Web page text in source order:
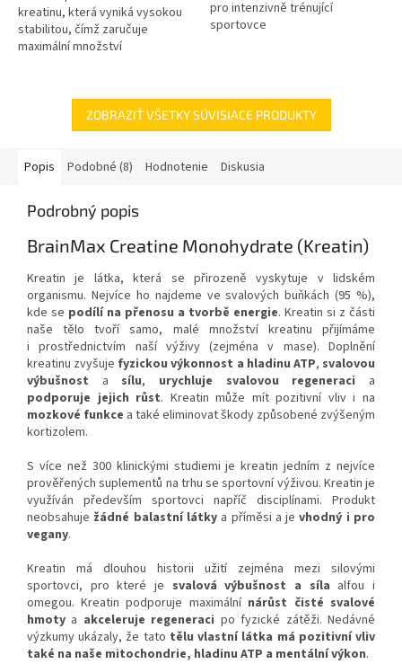
kreatinu, která vyniká vysokou
stabilitou, čímž zaručuje
maximální množství
pro intenzivně trénující
sportovce
ZOBRAZIŤ VŠETKY SÚVISIACE PRODUKTY
Popis Podobné (8) Hodnotenie Diskusia
Podrobný popis
BrainMax Creatine Monohydrate (Kreatin)
Kreatin je látka, která se přirozeně vyskytuje v lidském
organismu. Nejvíce ho najdeme ve svalových buňkách (95 %),
kde se podílí na přenosu a tvorbě energie. Kreatin si z části
naše tělo tvoří samo, malé množství kreatinu přijímáme
i prostřednictvím naší výživy (zejména v mase). Doplnění
kreatinu zvyšuje fyzickou výkonnost a hladinu ATP, svalovou
výbušnost a sílu, urychluje svalovou regeneraci a
podporuje jejich růst. Kreatin může mít pozitivní vliv i na
mozkové funkce a také eliminovat škody způsobené zvýšeným
kortizolem.
S více než 300 klinickými studiemi je kreatin jedním z nejvíce
prověřených suplementů na trhu se sportovní výživou. Kreatin je
využíván především sportovci napříč disciplínami. Produkt
neobsahuje žádné balastní látkya příměsi a je vhodný i pro
vegany.
Kreatin má dlouhou historii užití zejména mezi silovými
sportovci, pro které je svalová výbušnost a síla alfou i
omegou. Kreatin podporuje maximální nárůst čisté svalové
hmoty a akceleruje regeneraci po fyzické zátěži. Nedávné
výzkumy ukázaly, že tato tělu vlastní látka má pozitivní vliv
také na naše mitochondrie, hladinu ATP a mentální výkon.